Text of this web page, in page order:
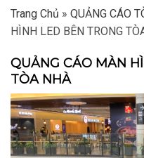
Trang Chủ » QUẢNG CÁO
HÌNH LED BÊN TRONG
QUẢNG CÁO MÀN
TÒA NHÀ